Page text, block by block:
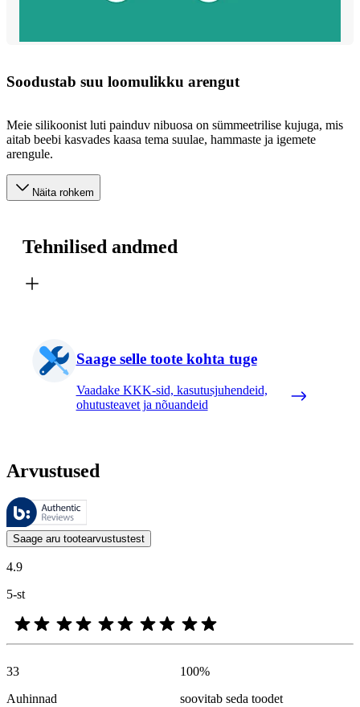
Soodustab suu loomulikku arengut
Meie silikoonist luti painduv nibuosa on sümmeetrilise kujuga, mis
aitab beebi kasvades kaasa tema suulae, hammaste ja igemete
arengule.
Näita rohkem
Tehnilised andmed
Saage selle toote kohta tuge
Vaadake KKK-sid, kasutusjuhendeid,
ohutusteavet ja nõuandeid
Arvustused
Neid arvustusi haldab Bazaarvoice ja need vastavad Bazaarvoice’i
Kliendi arvamused toodete ja tärnihinnangute kujul on kasulikud
Saage aru tootearvustustest
4.9
5-st
33
Auhinnad
100%
soovitab seda toodet